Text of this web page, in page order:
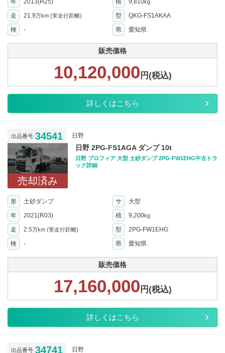
kg
走 21.9万km (実走行距離) 型
QKG-FS1AKAA
検
- 県 愛知県
販売価格
10,120,000 円(税込)
詳しくはこちら
出品番号 34541 日野
売却済み
日野 2PG-FS1AGA ダンプ 10t
日野 プロフィア 大型 土砂ダンプ 2PG-FW1EHG中古トラ
ック詳細
形 土砂ダンプ サ
大型
年
2021(R03) 積 9,200kg
走 2.5万km (実走行距離) 型
2PG-FW1EHG
検
- 県 愛知県
販売価格
17,160,000 円(税込)
詳しくはこちら
出品番号 34741 日野